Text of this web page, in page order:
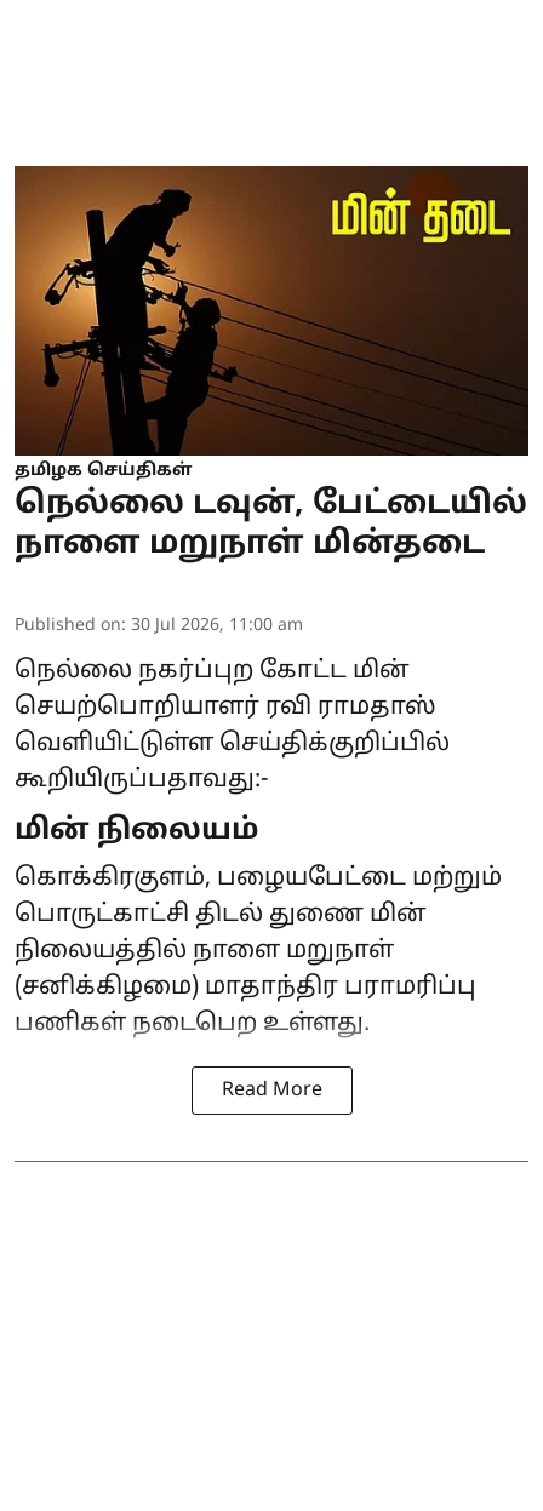
தமிழக செய்திகள்
நெல்லை டவுன், பேட்டையில்
நாளை மறுநாள் மின்தடை
Published on: 30 Jul 2026, 11:00 am
நெல்லை நகர்ப்புற கோட்ட மின்
செயற்பொறியாளர் ரவி ராமதாஸ்
வெளியிட்டுள்ள செய்திக்குறிப்பில்
கூறியிருப்பதாவது:-
மின் நிலையம்
கொக்கிரகுளம், பழையபேட்டை மற்றும்
பொருட்காட்சி திடல் துணை மின்
நிலையத்தில் நாளை மறுநாள்
(சனிக்கிழமை) மாதாந்திர பராமரிப்பு
பணிகள் நடைபெற உள்ளது.
Read More